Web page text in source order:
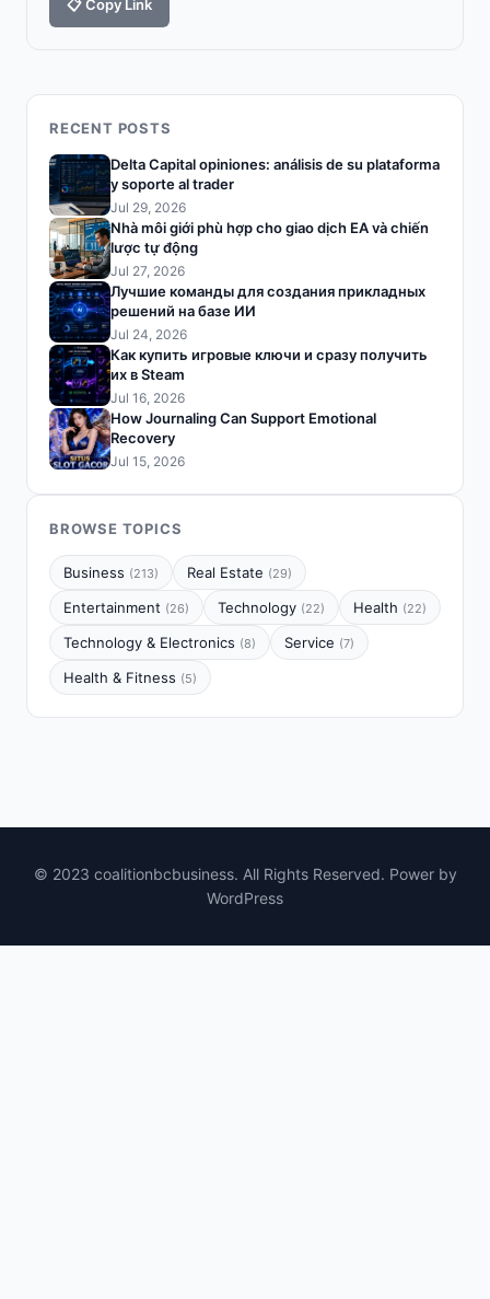
📋 Copy Link
RECENT POSTS
Delta Capital opiniones: análisis de su plataforma
y soporte al trader
Jul 29, 2026
Nhà môi giới phù hợp cho giao dịch EA và chiến
lược tự động
Jul 27, 2026
Лучшие команды для создания прикладных
решений на базе ИИ
Jul 24, 2026
Как купить игровые ключи и сразу получить
их в Steam
Jul 16, 2026
How Journaling Can Support Emotional
Recovery
Jul 15, 2026
BROWSE TOPICS
Business (213) Real Estate (29)
Entertainment (26) Technology (22) Health (22)
Technology & Electronics (8) Service (7)
Health & Fitness (5)
© 2023 coalitionbcbusiness. All Rights Reserved. Power by
WordPress